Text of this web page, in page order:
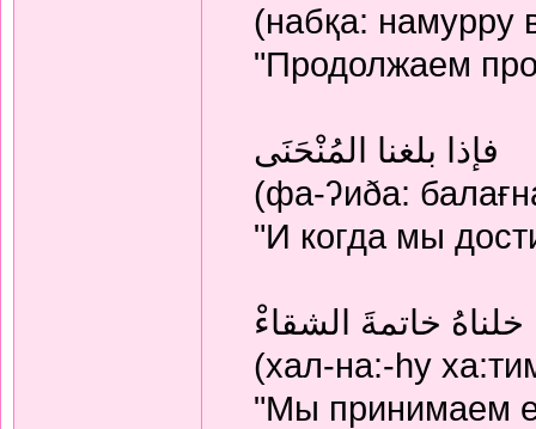
(набқа: намурру
"Продолжаем
فإذا بلغنا المُنْحَنَى
(фа-ʔиðа:
"И когда мы
خلناهُ خاتمةَ الشقاءْ
(хал-на:-hу
"Мы принимаем